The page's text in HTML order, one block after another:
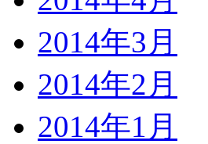
2014年3月
2014年2月
2014年1月